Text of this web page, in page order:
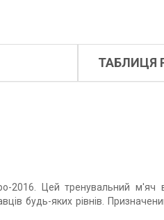
ТАБЛИЦЯ
2016. Цей тренувальний м'яч
будь-яких рівнів.